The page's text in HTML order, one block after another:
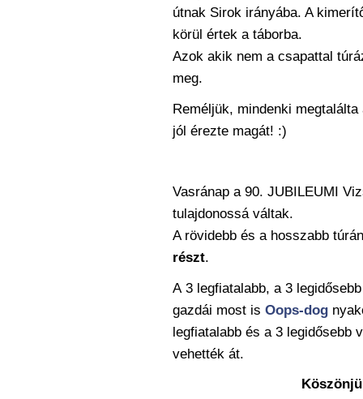
útnak Sirok irányába. A
körül értek a táborba.
Azok akik nem a csapattal
meg.
Reméljük, mindenki
jól érezte magát! :)
Vasránap a 90. JUBILEUMI
tulajdonossá váltak.
A rövidebb és a hosszabb
részt.
A 3 legfiatalabb, a 3
gazdái most is Oops-dog
legfiatalabb és a 3 legidősebb
vehették át.